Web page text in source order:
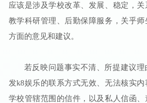
应该是涉及学校改革、发展、稳定，关
教学科研管理、后勤保障服务，关乎
方面的意见和建议。
若反映问题事实不清、所提建议
发k8娱乐的联系方式无效、无法核实
学校管辖范围的信件，以及私人信函